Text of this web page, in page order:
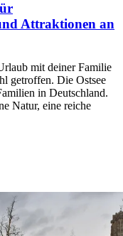
Attraktionen an
mit deiner Familie
getroffen. Die Ostsee
in Deutschland.
Natur, eine reiche